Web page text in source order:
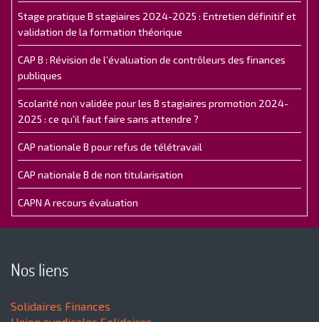
Stage pratique B stagiaires 2024-2025 : Entretien définitif et
validation de la formation théorique
CAP B : Révision de l’évaluation de contrôleurs des finances
publiques
Scolarité non validée pour les B stagiaires promotion 2024-
2025 : ce qu'il faut faire sans attendre ?
CAP nationale B pour refus de télétravail
CAP nationale B de non titularisation
CAPN A recours évaluation
Nos liens
Solidaires Finances